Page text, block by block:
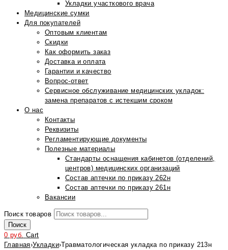
Укладки участкового врача
Медицинские сумки
Для покупателей
Оптовым клиентам
Скидки
Как оформить заказ
Доставка и оплата
Гарантии и качество
Вопрос-ответ
Сервисное обслуживание медицинских укладок:
замена препаратов с истекшим сроком
О нас
Контакты
Реквизиты
Регламентирующие документы
Полезные материалы
Стандарты оснащения кабинетов (отделений,
центров) медицинских организаций
Состав аптечки по приказу 262н
Состав аптечки по приказу 261н
Вакансии
Поиск товаров
Поиск
0 руб. Cart
Главная›Укладки›Травматологическая укладка по приказу 213н